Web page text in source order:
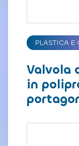
PLASTICA
Valvola
in